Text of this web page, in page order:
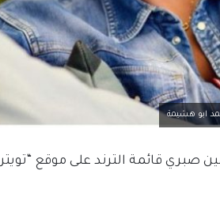
ابو هشيمة
صبري قائمة الترند على موقع